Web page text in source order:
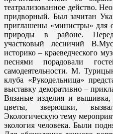
театрализованное действо.
придворный. Был зачитан
приглашены «министры» для
природы в районе.
участковый лесничий
историко – краеведческого
песнями порадовали
самодеятельности. М.
клуба «Рукодельница»
выставку декоративно –
Вязаные изделия и
цветы, зверюшки,
Экологическую тему
экология человека. Были